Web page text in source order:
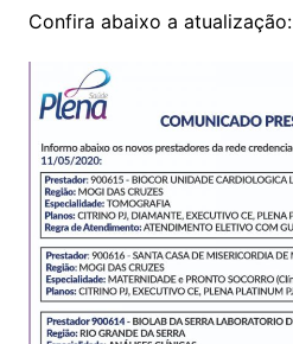
Confira abaixo a atualização: